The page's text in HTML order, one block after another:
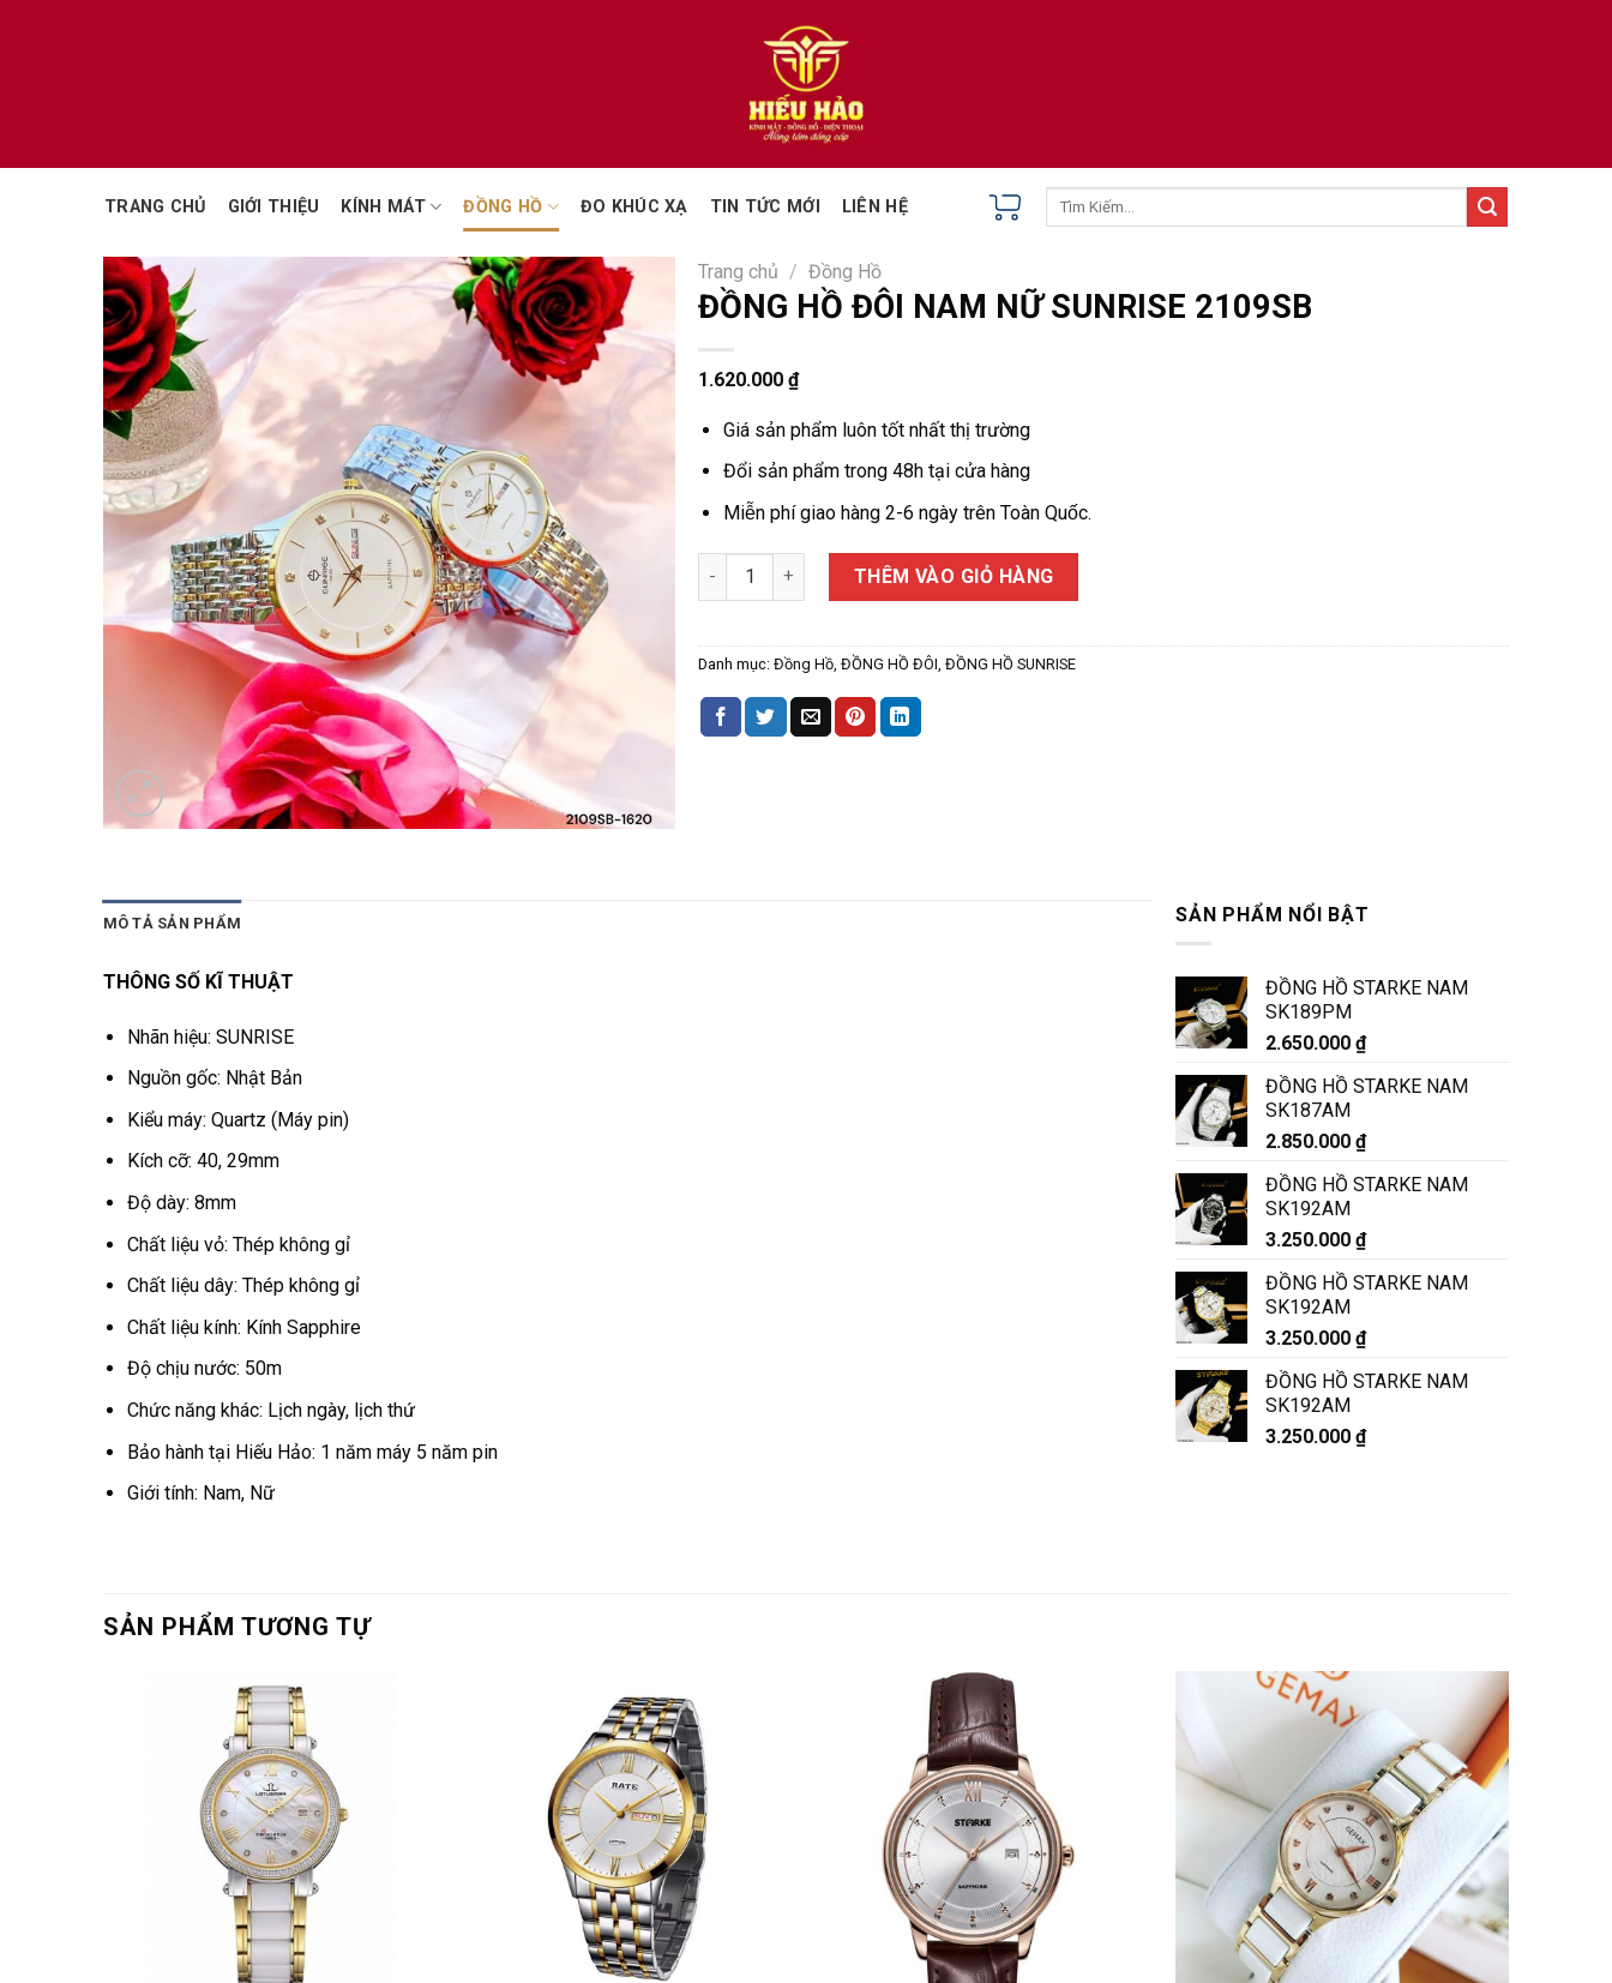
TRANG CHỦ GIỚI THIỆU KÍNH MÁT ĐỒNG HỒ ĐO KHÚC XẠ TIN TỨC MỚI LIÊN HỆ
Tìm
Trang chủ / Đồng Hồ
ĐỒNG HỒ ĐÔI NAM NỮ SUNRISE 2109SB
1.620.000₫
Giá sản phẩm luôn tốt nhất thị trường
Đổi sản phẩm trong 48h tại cửa hàng
Miễn phí giao hàng 2-6 ngày trên Toàn Quốc.
ĐỒNG HỒ ĐÔI NAM NỮ SUNRISE 2109SB số lượng
THÊM VÀO GIỎ HÀNG
Danh mục:Đồng Hồ ,ĐỒNG HỒ ĐÔI ,ĐỒNG HỒ SUNRISE
MÔ TẢ SẢN PHẨM
THÔNG SỐ KĨ THUẬT
Nhãn hiệu: SUNRISE
Nguồn gốc: Nhật Bản
Kiểu máy: Quartz (Máy pin)
Kích cỡ: 40, 29mm
Độ dày: 8mm
Chất liệu vỏ: Thép không gỉ
Chất liệu dây: Thép không gỉ
Chất liệu kính: Kính Sapphire
Độ chịu nước: 50m
Chức năng khác: Lịch ngày, lịch thứ
Bảo hành tại Hiếu Hảo: 1 năm máy 5 năm pin
Giới tính: Nam, Nữ
SẢN PHẨM NỔI BẬT
ĐỒNG HỒ STARKE NAM
SK189PM
2.650.000 ₫
ĐỒNG HỒ STARKE NAM
SK187AM
2.850.000 ₫
ĐỒNG HỒ STARKE NAM
SK192AM
3.250.000 ₫
ĐỒNG HỒ STARKE NAM
SK192AM
3.250.000 ₫
ĐỒNG HỒ STARKE NAM
SK192AM
3.250.000 ₫
SẢN PHẨM TƯƠNG TỰ